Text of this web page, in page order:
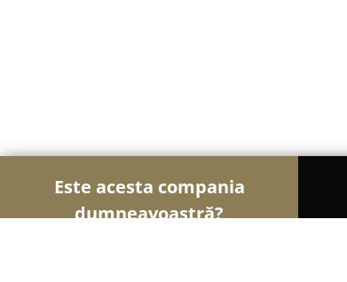
Este acesta compania
dumneavoastră?